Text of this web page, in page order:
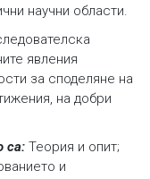
научни области.
явления
за споделяне на
на добри
са: Теория и опит;
и